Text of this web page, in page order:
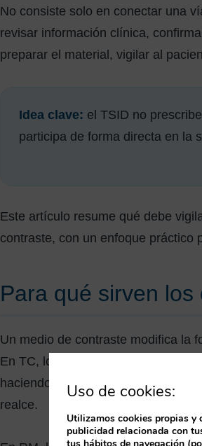
No consiste solo en conectar una
revisar información clínica,
preparar el material, vigilar al
Idea clave: el TSID no
participa de forma directa en la
Este artículo resume qué debe
contraste, con un enfoque práctico
Para qué sirven
Un medio de contraste modifica la
En TC, los contrastes yodados
haciendo que se vean más
realce.
Uso de cookies:
Utilizamos cookies propias y
publicidad relacionada con
tus hábitos de navegación